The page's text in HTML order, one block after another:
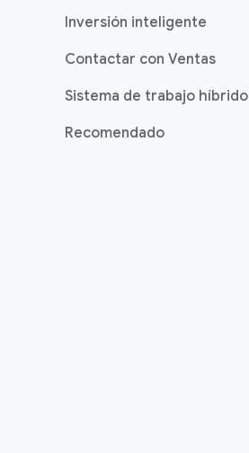
Inversión inteligente
Contactar con Ventas
Sistema de trabajo híbrido
Recomendado